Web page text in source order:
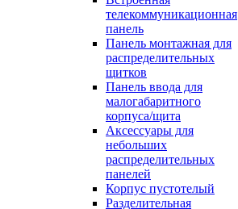
телекоммуникационная
панель
Панель монтажная для
распределительных
щитков
Панель ввода для
малогабаритного
корпуса/щита
Аксессуары для
небольших
распределительных
панелей
Корпус пустотелый
Разделительная